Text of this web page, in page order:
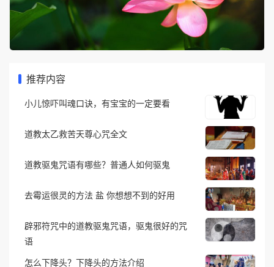
推荐内容
小儿惊吓叫魂口诀，有宝宝的一定要看
道教太乙救苦天尊心咒全文
道教驱鬼咒语有哪些？普通人如何驱鬼
去霉运很灵的方法 盐 你想想不到的好用
辟邪符咒中的道教驱鬼咒语，驱鬼很好的咒
语
怎么下降头？下降头的方法介绍